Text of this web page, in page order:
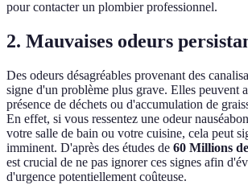
pour contacter un plombier professionnel.
2. Mauvaises odeurs
Des odeurs désagréables provenant des
signe d'un problème plus grave. Elles peuvent
présence de déchets ou d'accumulation de
En effet, si vous ressentez une odeur
votre salle de bain ou votre cuisine, cela peut
imminent. D'après des études de 60 Millions
est crucial de ne pas ignorer ces signes afin
d'urgence potentiellement coûteuse.